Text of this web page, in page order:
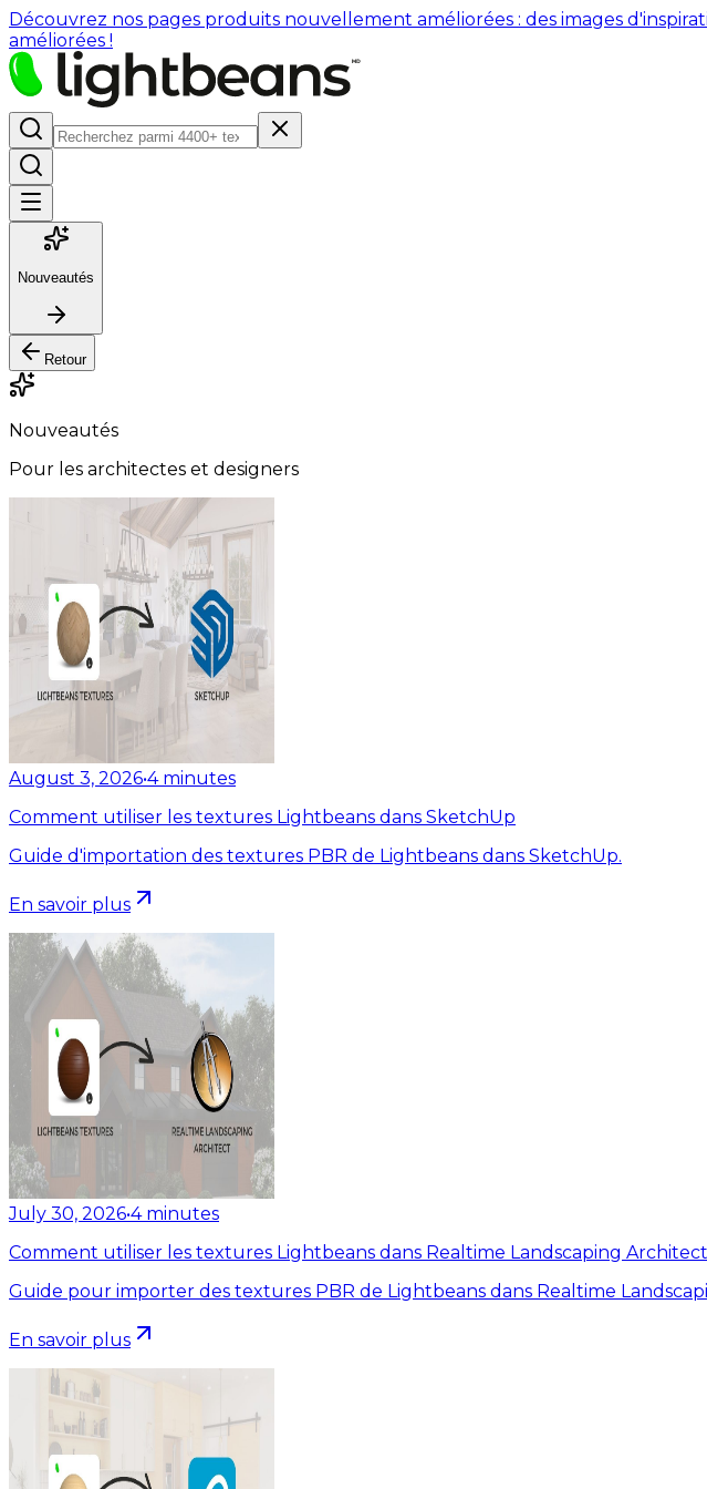
Découvrez nos pages produits nouvellement améliorées : des images
améliorées !
Nouveautés
Retour
Nouveautés
Pour les architectes et designers
August 3, 2026•4 minutes
Comment utiliser les textures Lightbeans dans SketchUp
Guide d'importation des textures PBR de Lightbeans dans SketchUp.
En savoir plus
July 30, 2026•4 minutes
Comment utiliser les textures Lightbeans dans Realtime Landscaping Architect
Guide pour importer des textures PBR de Lightbeans dans Realtime
En savoir plus